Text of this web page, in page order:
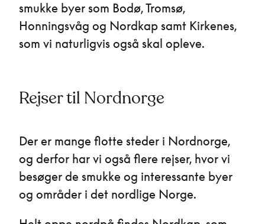
smukke byer som Bodø, Tromsø,
Honningsvåg og Nordkap samt Kirkenes,
som vi naturligvis også skal opleve.
Rejser til Nordnorge
Der er mange flotte steder i Nordnorge,
og derfor har vi også flere rejser, hvor vi
besøger de smukke og interessante byer
og områder i det nordlige Norge.